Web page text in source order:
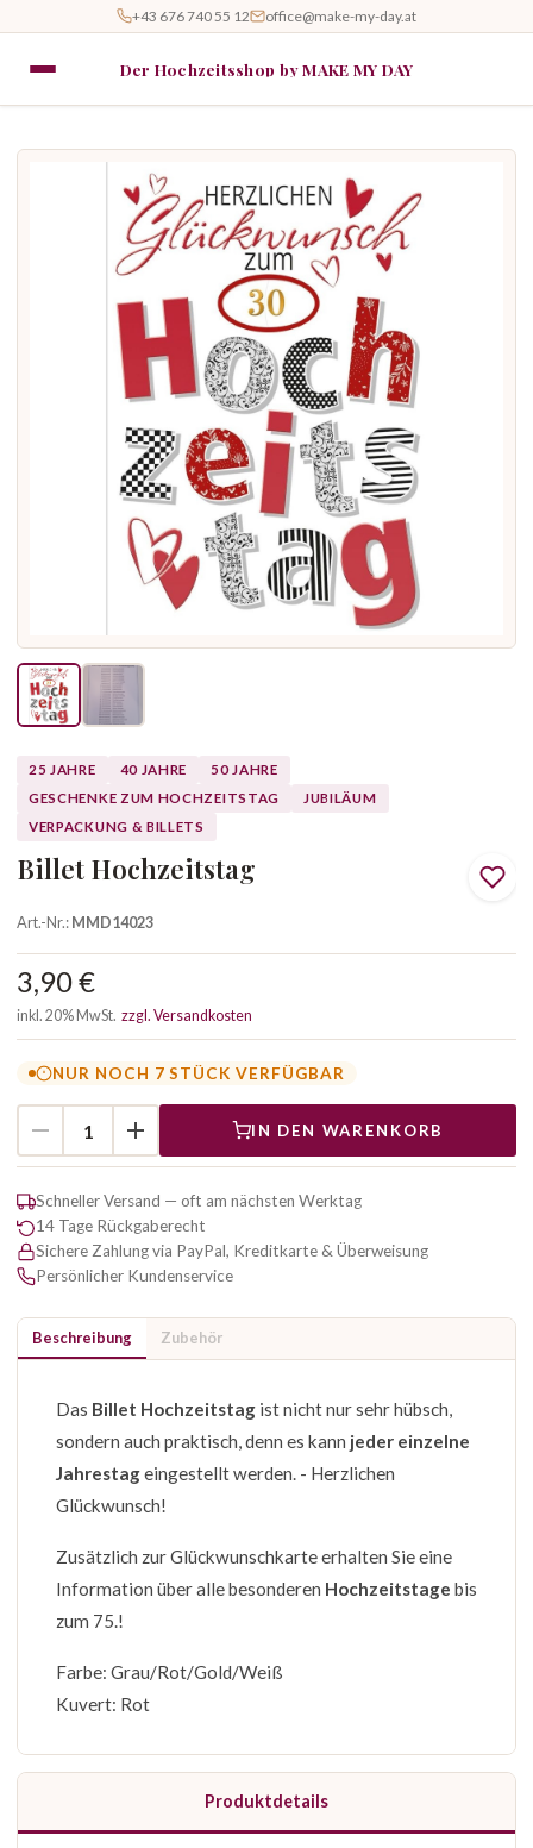
+43 676 740 55 12 office@make-my-day.at
Der Hochzeitsshop by MAKE MY DAY
25 JAHRE 40 JAHRE
50 JAHRE
GESCHENKE ZUM HOCHZEITSTAG
JUBILÄUM
VERPACKUNG & BILLETS
Billet Hochzeitstag
Art.-Nr.:MMD14023
3,90 €
inkl. 20% MwSt. zzgl. Versandkosten
NUR NOCH 7 STÜCK VERFÜGBAR
IN DEN WARENKORB
Schneller Versand — oft am nächsten Werktag
14 Tage Rückgaberecht
Sichere Zahlung via PayPal, Kreditkarte & Überweisung
Persönlicher Kundenservice
Beschreibung Zubehör
Das Billet Hochzeitstag ist nicht nur sehr hübsch,
sondern auch praktisch, denn es kann jeder einzelne
Jahrestageingestellt werden. - Herzlichen
Glückwunsch!
Zusätzlich zur Glückwunschkarte erhalten Sie eine
Information über alle besonderen Hochzeitstage bis
zum 75.!
Farbe: Grau/Rot/Gold/Weiß
Kuvert: Rot
Produktdetails